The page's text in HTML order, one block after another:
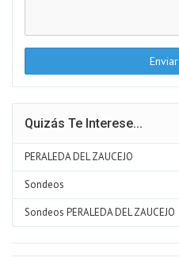
Enviar
Quizás Te Interese...
PERALEDA DEL ZAUCEJO
Sondeos
Sondeos PERALEDA DEL ZAUCEJO